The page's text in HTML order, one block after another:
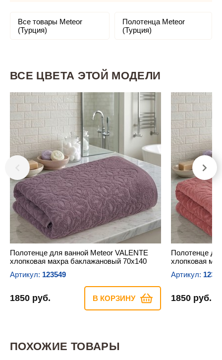
Все товары Meteor
(Турция)
Полотенца Meteor
(Турция)
ВСЕ ЦВЕТА ЭТОЙ МОДЕЛИ
Полотенце для ванной Meteor VALENTE
хлопковая махра баклажановый 70х140
Артикул: 123549
1850 руб. В КОРЗИНУ
Полотенце
хлопковая
Артикул:
1850 руб.
ПОХОЖИЕ ТОВАРЫ